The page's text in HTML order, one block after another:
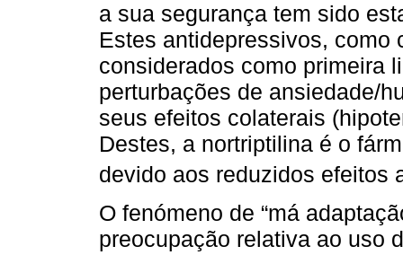
a sua segurança tem sido
Estes antidepressivos, como
considerados como primeira
perturbações de ansiedade/
seus efeitos colaterais
Destes, a nortriptilina é o
devido aos reduzidos efeitos
O fenómeno de “má
preocupação relativa ao uso